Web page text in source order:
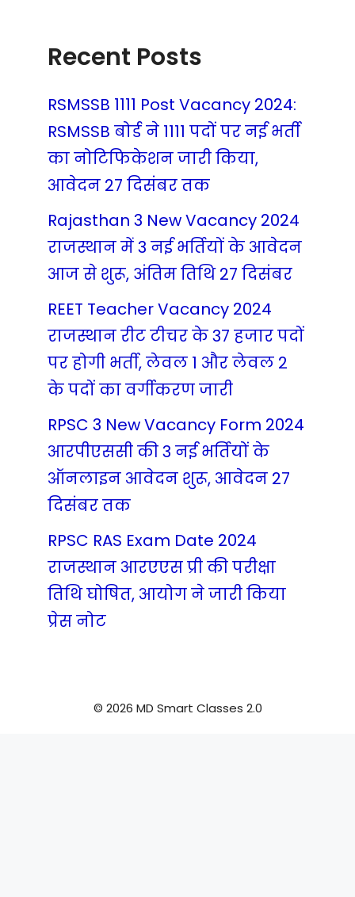
Recent Posts
RSMSSB 1111 Post Vacancy 2024:
RSMSSB बोर्ड ने 1111 पदों पर नई भर्ती
का नोटिफिकेशन जारी किया,
आवेदन 27 दिसंबर तक
Rajasthan 3 New Vacancy 2024
राजस्थान में 3 नई भर्तियों के आवेदन
आज से शुरू, अंतिम तिथि 27 दिसंबर
REET Teacher Vacancy 2024
राजस्थान रीट टीचर के 37 हजार पदों
पर होगी भर्ती, लेवल 1 और लेवल 2
के पदों का वर्गीकरण जारी
RPSC 3 New Vacancy Form 2024
आरपीएससी की 3 नई भर्तियों के
ऑनलाइन आवेदन शुरू, आवेदन 27
दिसंबर तक
RPSC RAS Exam Date 2024
राजस्थान आरएएस प्री की परीक्षा
तिथि घोषित, आयोग ने जारी किया
प्रेस नोट
© 2026 MD Smart Classes 2.0